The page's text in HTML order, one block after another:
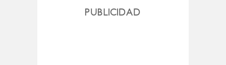
PUBLICIDAD